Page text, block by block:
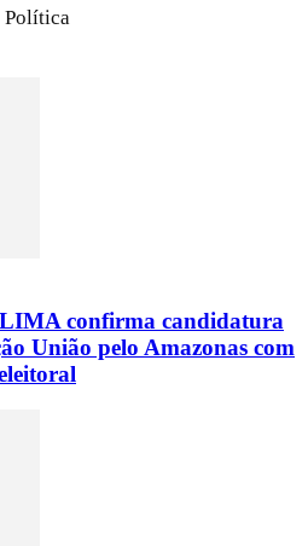
Política
confirma candidatura
União pelo Amazonas com